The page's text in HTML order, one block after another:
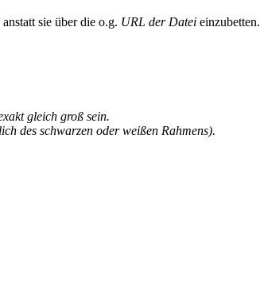
sie über die o.g. URL der Datei einzubetten.
gleich groß sein.
des schwarzen oder weißen Rahmens).